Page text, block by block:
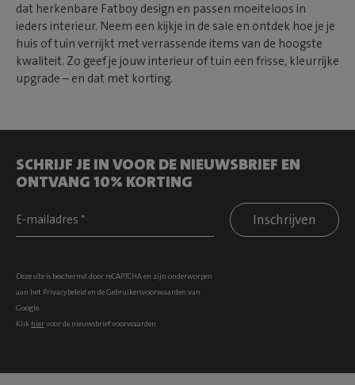
dat herkenbare Fatboy design en passen moeiteloos in
ieders interieur. Neem een kijkje in de sale en ontdek hoe je je
huis of tuin verrijkt met verrassende items van de hoogste
kwaliteit. Zo geef je jouw interieur of tuin een frisse, kleurrijke
upgrade – en dat met korting.
SCHRIJF JE IN VOOR DE NIEUWSBRIEF EN
ONTVANG 10% KORTING
Inschrijven
Deze site is beschermd door reCAPTCHA en zijn onderworpen
aan het Privacybeleid en deGebruikersvoorwaarden van
Google.
Klik hiervoor de nieuwsbrief voorwaarden